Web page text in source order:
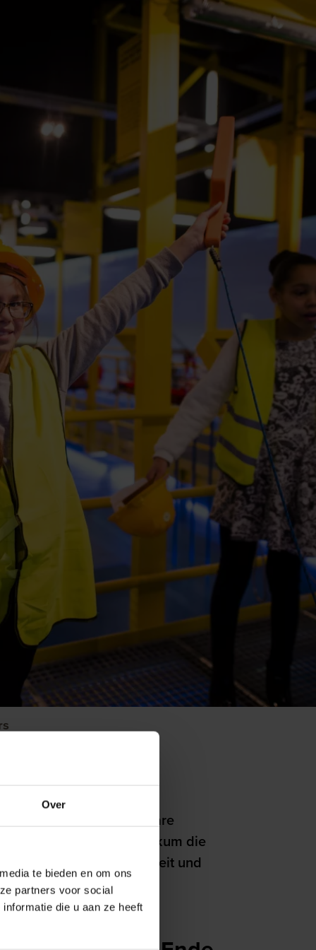
Over
te bieden en om ons
partners voor social
die u aan ze heeft
macht die oft unsichtbare
einem breiten Publikum die
Gegenwart, Vergangenheit und
beeinflusst.